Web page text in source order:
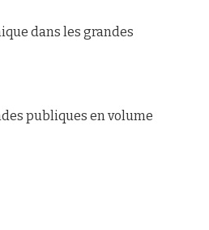
dans les grandes
publiques en volume